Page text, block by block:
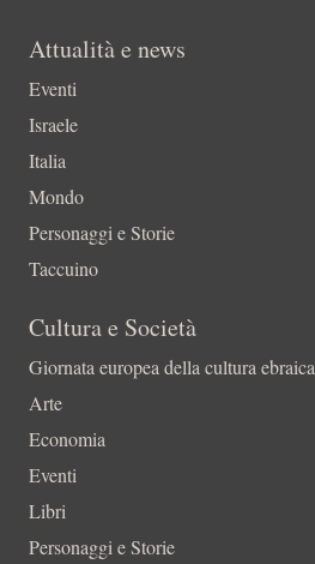
Attualità e news
Eventi
Israele
Italia
Mondo
Personaggi e Storie
Taccuino
Cultura e Società
Giornata europea della cultura ebraica
Arte
Economia
Eventi
Libri
Personaggi e Storie